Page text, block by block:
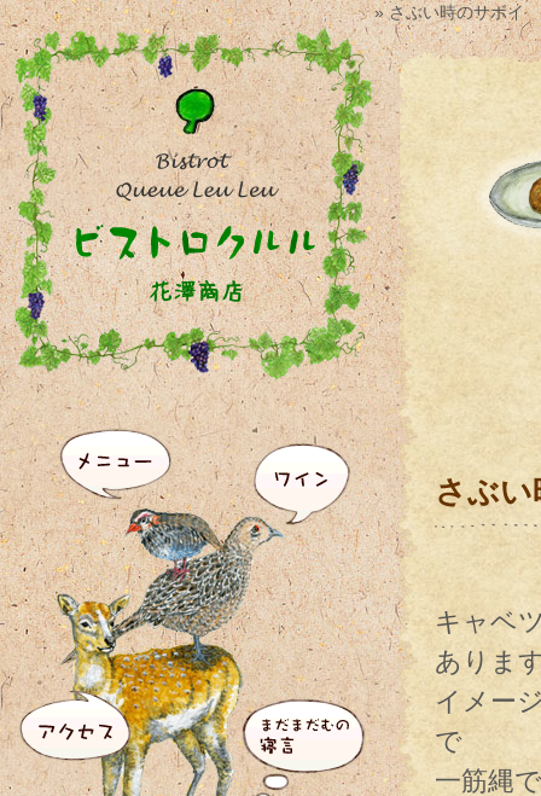
» さぶい時のサボイ
さぶ
キャベ
ありま
イメー
で
一筋縄